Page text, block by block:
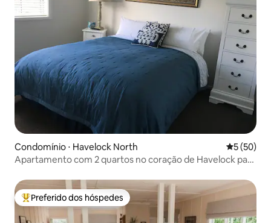
Condomínio ⋅ Havelock North 5 de uma
5 (50)
Apartamento com 2 quartos no coração de Havelock para
Entre os melhores preferidos dos hóspedes
Preferido dos hóspedes